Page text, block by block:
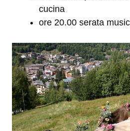
cucina
ore 20.00 serata